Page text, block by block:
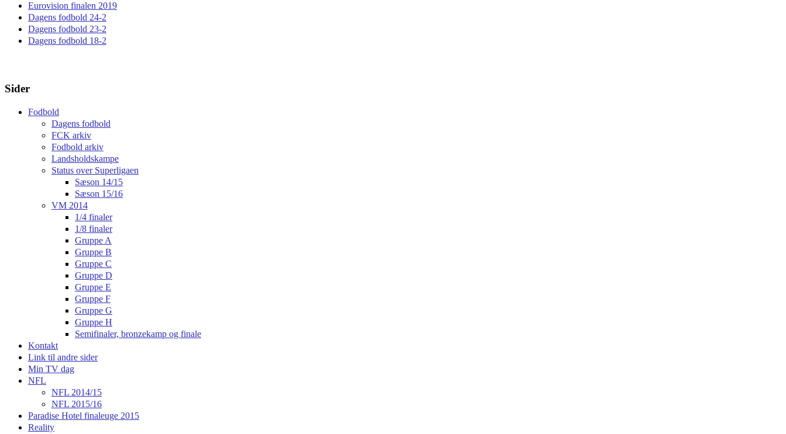
Eurovision finalen 2019
Dagens fodbold 24-2
Dagens fodbold 23-2
Dagens fodbold 18-2
Sider
Fodbold
Dagens fodbold
FCK arkiv
Fodbold arkiv
Landsholdskampe
Status over Superligaen
Sæson 14/15
Sæson 15/16
VM 2014
1/4 finaler
1/8 finaler
Gruppe A
Gruppe B
Gruppe C
Gruppe D
Gruppe E
Gruppe F
Gruppe G
Gruppe H
Semifinaler, bronzekamp og finale
Kontakt
Link til andre sider
Min TV dag
NFL
NFL 2014/15
NFL 2015/16
Paradise Hotel finaleuge 2015
Reality